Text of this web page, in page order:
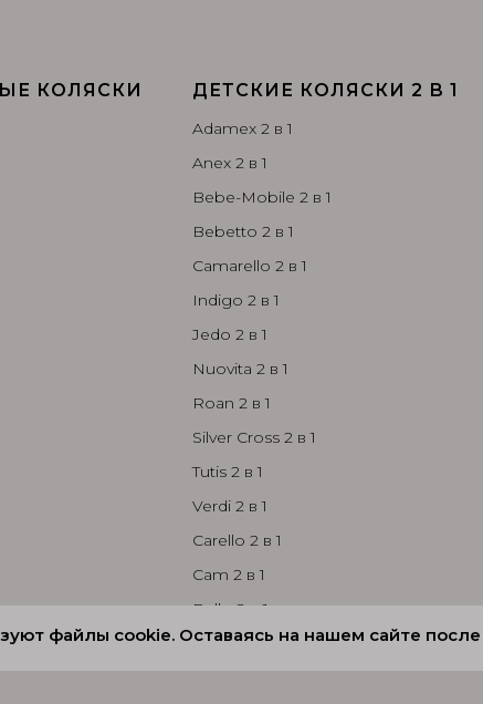
файлы cookie. Оставаясь на нашем сайте
КОЛЯСКИ ДЕТСКИЕ КОЛЯСКИ 2 В 1
Adamex 2 в 1
Anex 2 в 1
Bebe-Mobile 2 в 1
Bebetto 2 в 1
Camarello 2 в 1
Indigo 2 в 1
Jedo 2 в 1
Nuovita 2 в 1
Roan 2 в 1
Silver Cross 2 в 1
Tutis 2 в 1
Verdi 2 в 1
Carello 2 в 1
Cam 2 в 1
Bello 2 в 1